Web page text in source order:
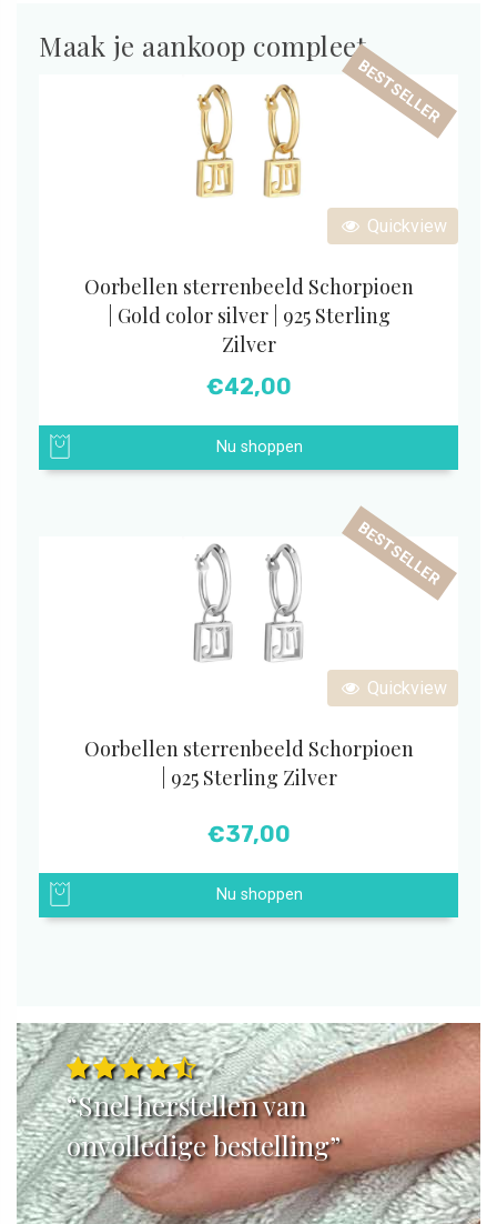
Maak je aankoop compleet
Quickview
BESTSELLER
Oorbellen sterrenbeeld Schorpioen
| Gold color silver | 925 Sterling
Zilver
€42,00
Nu shoppen
Quickview
BESTSELLER
Oorbellen sterrenbeeld Schorpioen
| 925 Sterling Zilver
€37,00
Nu shoppen
“Snel herstellen van
onvolledige bestelling”